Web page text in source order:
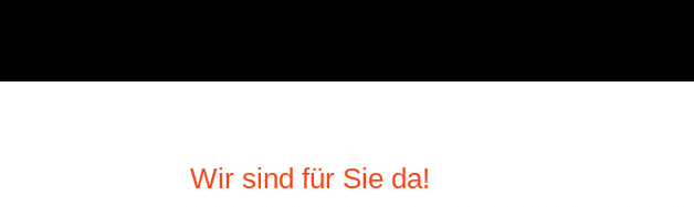
Wir sind für Sie da!